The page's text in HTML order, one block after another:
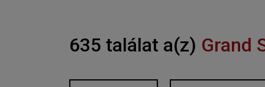
635 találat a(z) Grand